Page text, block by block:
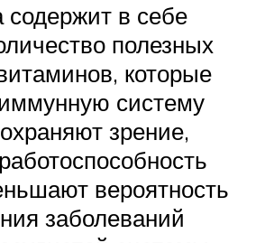
в себе
полезных
которые
систему
зрение,
вероятность
заболеваний